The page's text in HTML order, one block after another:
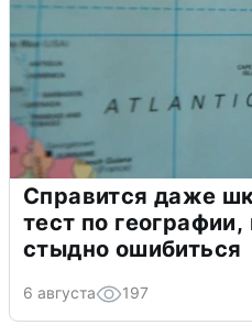
Справится даже
тест по
стыдно ошибиться
6 августа 197